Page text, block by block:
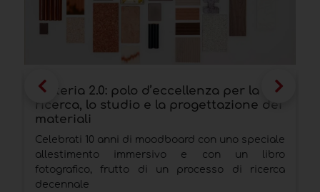
Materia 2.0: polo d’eccellenza per la
ricerca, lo studio e la progettazione dei
materiali
Celebrati 10 anni di moodboard con uno speciale
allestimento immersivo e con un libro
fotografico, frutto di un processo di ricerca
decennale